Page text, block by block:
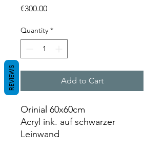
€300.00Price
Quantity *
Add to Cart
Orinial 60x60cm
Acryl ink. auf schwarzer
Leinwand
REVIEWS